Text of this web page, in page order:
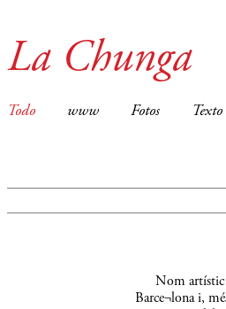
La Chunga
Todo www Fotos Texto
Nom artístic
Barce¬lona i,